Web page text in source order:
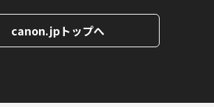
canon.jpトップへ